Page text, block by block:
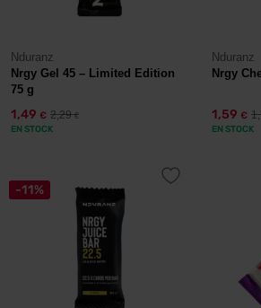
Nduranz
Nrgy Gel 45 – Limited Edition
75 g
1,49 € 2,29€
EN STOCK
Nduranz
Nrgy
1,59 €
EN STOCK
-11%